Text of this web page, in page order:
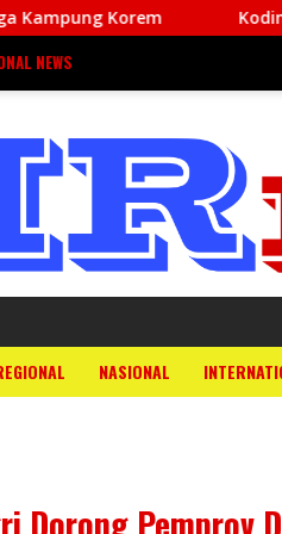
Kodim 1708/BN
NEWS
NASIONAL
Dorong Pemprov